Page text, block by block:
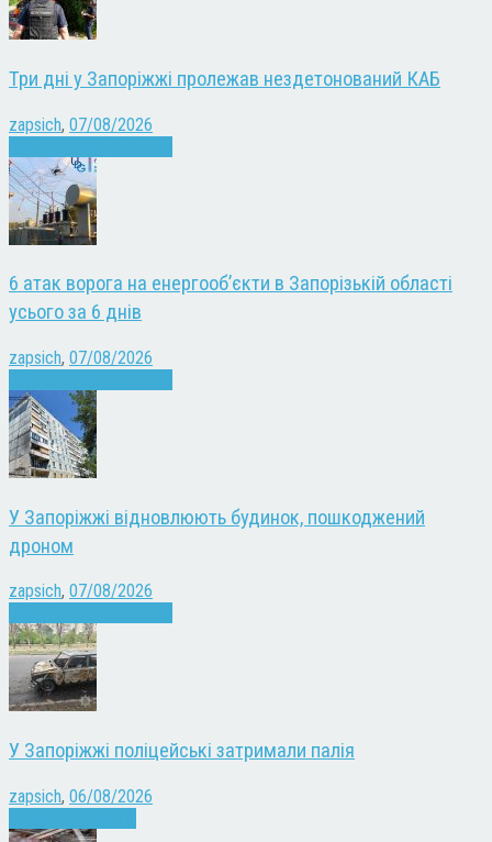
Три дні у Запоріжжі пролежав нездетонований КАБ
zapsich, 07/08/2026
6 атак ворога на енергооб’єкти в Запорізькій області
усього за 6 днів
zapsich, 07/08/2026
У Запоріжжі відновлюють будинок, пошкоджений
дроном
zapsich, 07/08/2026
У Запоріжжі поліцейські затримали палія
zapsich, 06/08/2026